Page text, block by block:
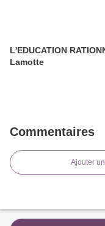
L'EDUCATION
Lamotte
Commentaires
Ajouter